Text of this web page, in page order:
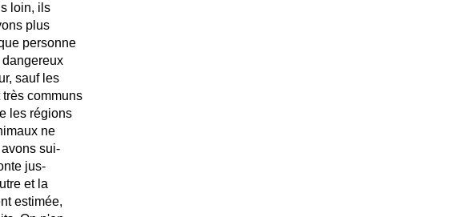
loin, ils
plus
personne
sauf les
communs
les régions
ne
sui-
jus-
et la
estimée,